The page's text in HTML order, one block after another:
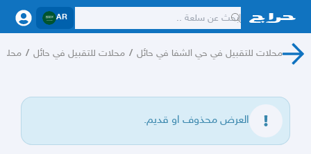
AR
محلات للتقبيل في حي الشفا في حائل / محلات للتقبيل في حائل /
العرض محذوف او قديم.